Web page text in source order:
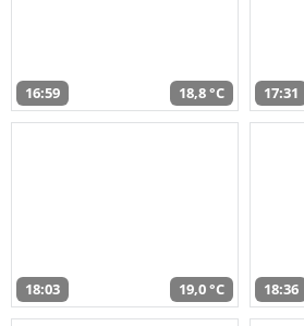
16:59 18,8 °C 17:31
18:03 19,0 °C 18:36